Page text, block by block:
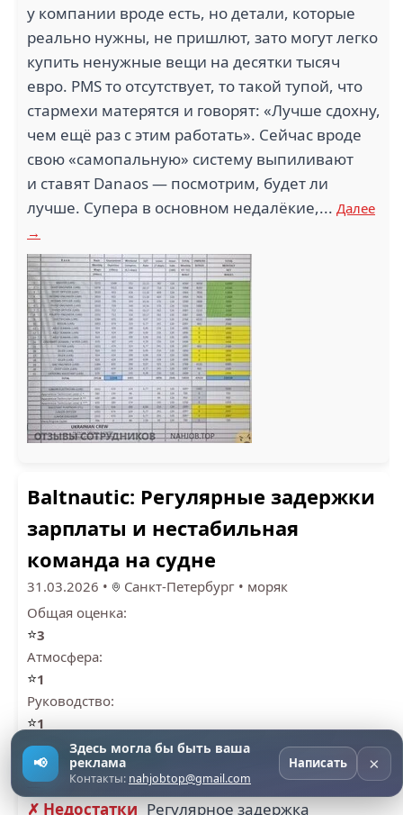
у компании вроде есть, но детали, которые
реально нужны, не пришлют, зато могут легко
купить ненужные вещи на десятки тысяч
евро. PMS то отсутствует, то такой тупой, что
стармехи матерятся и говорят: «Лучше сдохну,
чем ещё раз с этим работать». Сейчас вроде
свою «самопальную» систему выпиливают
и ставят Danaos — посмотрим, будет ли
лучше. Супера в основном недалёкие,... Далее
→
Baltnautic: Регулярные задержки
зарплаты и нестабильная
команда на судне
31.03.2026 • Санкт-Петербург • моряк
Общая оценка:
⭐3
Атмосфера:
⭐1
Руководство:
⭐1
✓ Преимущества Их просто нет совсемДалее
→
✗ Недостатки Регулярное задержка
📢
Здесь могла бы быть ваша
реклама
Контакты: nahjobtop@gmail.com
Написать ×